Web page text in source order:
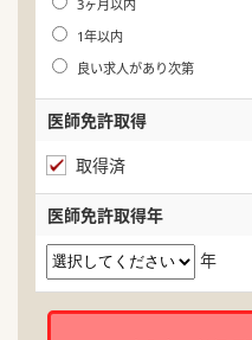
3ヶ月以内
1年以内
良い求人があり次第
医師免許取得
取得済
医師免許取得年
年